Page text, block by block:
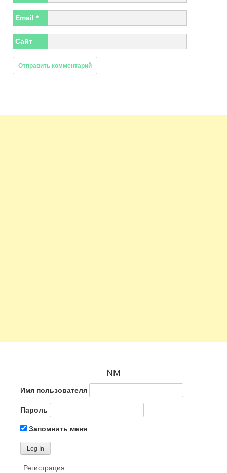
Email *
Сайт
NM
Имя пользователя
Пароль
Запомнить меня
Регистрация